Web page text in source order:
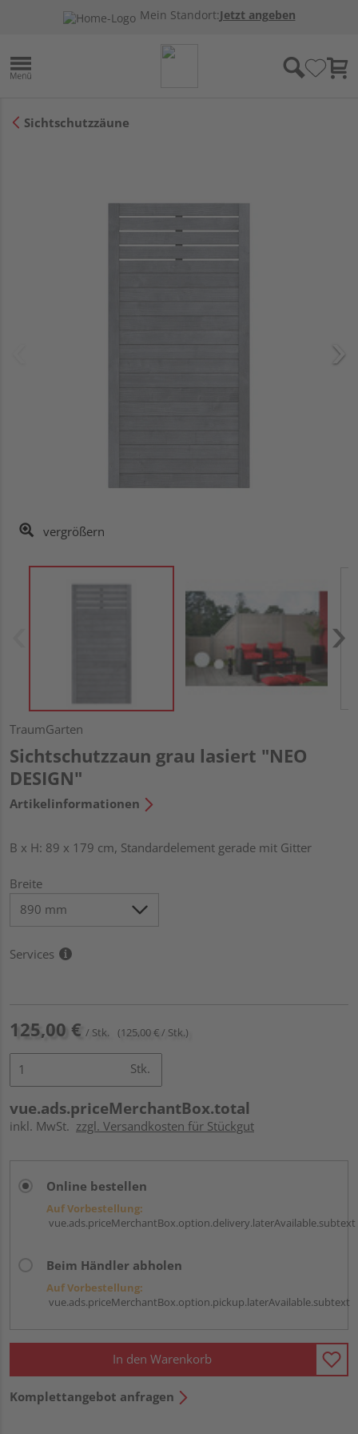
Mein Standort:Jetzt angeben
Sichtschutzzäune
vergrößern
TraumGarten
Sichtschutzzaun grau lasiert "NEO
DESIGN"
Artikelinformationen
B x H: 89 x 179 cm, Standardelement gerade mit Gitter
Breite
Services
125,00 € / Stk. (125,00 € / Stk.)
Stk.
vue.ads.priceMerchantBox.total
inkl. MwSt. zzgl. Versandkosten für Stückgut
Online bestellen
Auf Vorbestellung:
vue.ads.priceMerchantBox.option.delivery.laterAvailable.subtext
Beim Händler abholen
Auf Vorbestellung:
vue.ads.priceMerchantBox.option.pickup.laterAvailable.subtext
In den Warenkorb
Komplettangebot anfragen